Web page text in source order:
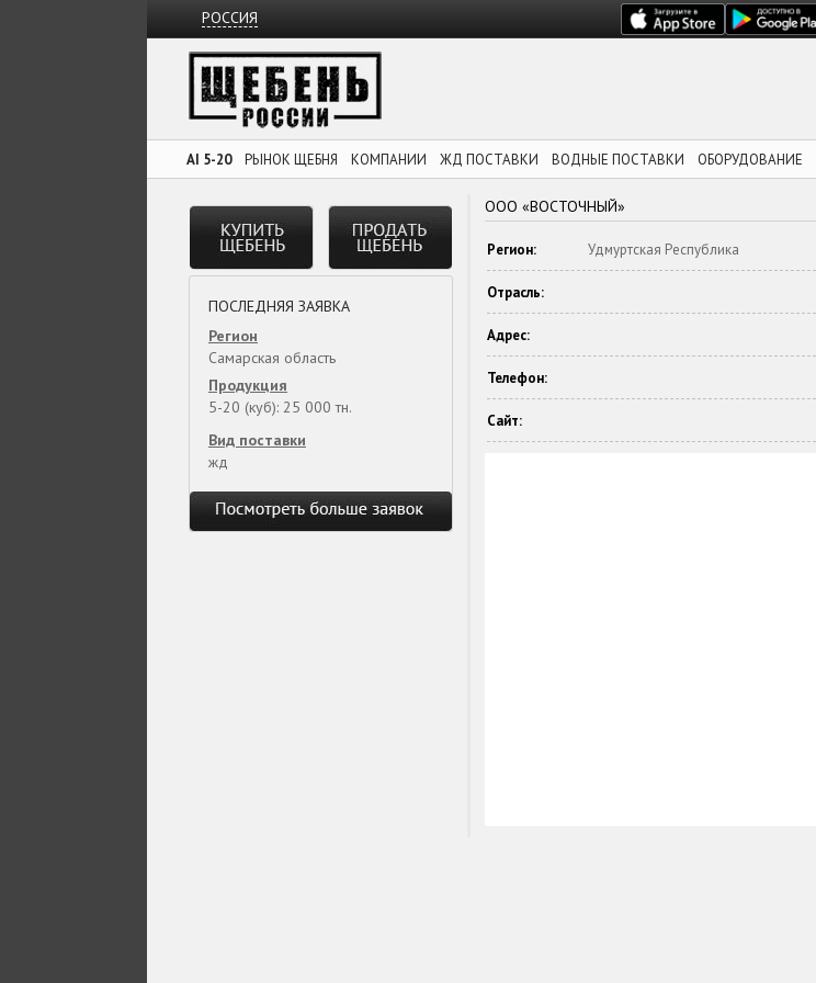
РОССИЯ
AI 5-20 РЫНОК ЩЕБНЯ КОМПАНИИ ЖД ПОСТАВКИ ВОДНЫЕ ПОСТАВКИ ОБОРУДОВАНИЕ
ПОСЛЕДНЯЯ ЗАЯВКА
Регион
Самарская область
Продукция
5-20 (куб): 25 000 тн.
Вид поставки
жд
ООО «ВОСТОЧНЫЙ»
Регион: Удмуртская Республика
Отрасль:
Адрес:
Телефон:
Сайт: